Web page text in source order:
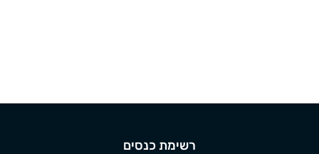
רשימת כנסים